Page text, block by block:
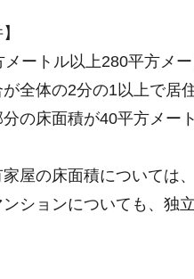
ートル以上280平方メ
全体の2分の1以上で居
の床面積が40平方メー
屋の床面積については
ションについても、独